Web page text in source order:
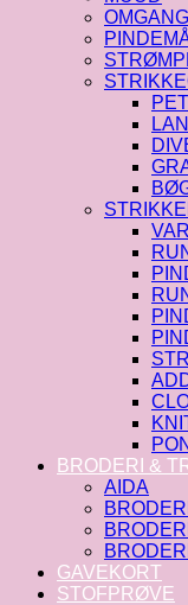
BRODERI &
AIDA
GAVEKORT
STOFPRØVE